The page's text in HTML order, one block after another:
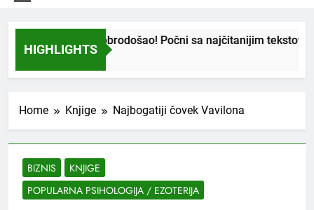
HIGHLIGHTS
Nov si ovde? Dobrodošao! Počni sa najčitanijim tekstovima!
4 Months Ago
Home Knjige Najbogatiji čovek Vavilona
BIZNIS
KNJIGE
POPULARNA PSIHOLOGIJA / EZOTERIJA